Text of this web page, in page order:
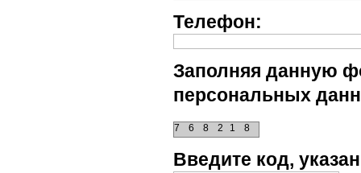
Телефон:
Заполняя данную
персональных
2 1
8
6 8
7
Введите код,